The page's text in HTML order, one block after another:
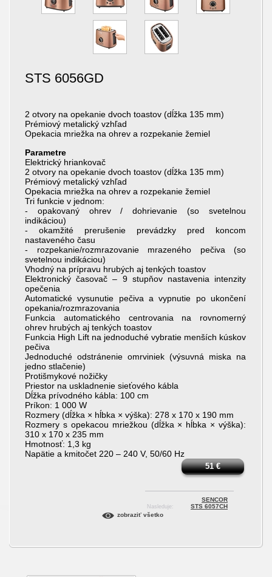
STS 6056GD
2 otvory na opekanie dvoch toastov (dĺžka 135 mm)
Prémiový metalický vzhľad
Opekacia mriežka na ohrev a rozpekanie žemiel
Parametre
Elektrický hriankovač
2 otvory na opekanie dvoch toastov (dĺžka 135 mm)
Prémiový metalický vzhľad
Opekacia mriežka na ohrev a rozpekanie žemiel
Tri funkcie v jednom:
- opakovaný ohrev / dohrievanie (so svetelnou
indikáciou)
- okamžité prerušenie prevádzky pred koncom
nastaveného času
- rozpekanie/rozmrazovanie mrazeného pečiva (so
svetelnou indikáciou)
Vhodný na prípravu hrubých aj tenkých toastov
Elektronický časovač – 9 stupňov nastavenia intenzity
opečenia
Automatické vysunutie pečiva a vypnutie po ukončení
opekania/rozmrazovania
Funkcia automatického centrovania na rovnomerný
ohrev hrubých aj tenkých toastov
Funkcia High Lift na jednoduché vybratie menších kúskov
pečiva
Jednoduché odstránenie omrviniek (výsuvná miska na
jedno stlačenie)
Protišmykové nožičky
Priestor na uskladnenie sieťového kábla
Dĺžka prívodného kábla: 100 cm
Príkon: 1 000 W
Rozmery (dĺžka × hĺbka × výška): 278 x 170 x 190 mm
Rozmery s opekacou mriežkou (dĺžka × hĺbka × výška):
310 x 170 x 235 mm
Hmotnosť: 1,3 kg
Napätie a kmitočet 220 – 240 V, 50/60 Hz
51€
Nasleduje:
SENCOR
STS 6057CH
zobraziť všetko